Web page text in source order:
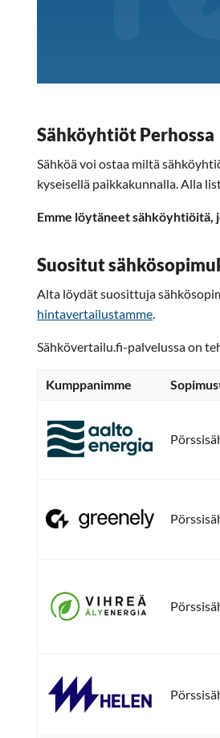
Sähköyhtiöt Perhossa
Sähköä voi ostaa miltä
kyseisellä paikkakunnalla. Alla
Emme löytäneet sähköyhtiöitä,
Suositut
Alta löydät suosittuja
hintavertailustamme
Sähkövertailu.fi-palvelussa on
Kumppanimme